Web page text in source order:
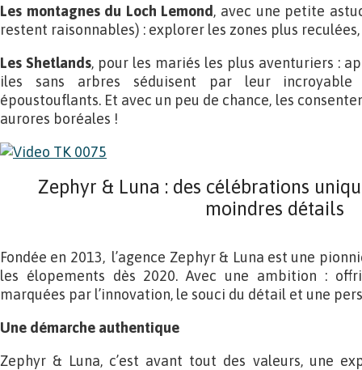
Les montagnes du Loch Lemond, avec une petite
restent raisonnables) : explorer les zones plus
Les Shetlands, pour les mariés les plus aventuriers :
iles sans arbres séduisent par leur
époustouflants. Et avec un peu de chance, les
aurores boréales !
Zephyr & Luna : des célébrations
moindres détails
Fondée en 2013, l’agence Zephyr & Luna est une
les élopements dès 2020. Avec une ambition :
marquées par l’innovation, le souci du détail et une
Une démarche authentique
Zephyr & Luna, c’est avant tout des valeurs, une